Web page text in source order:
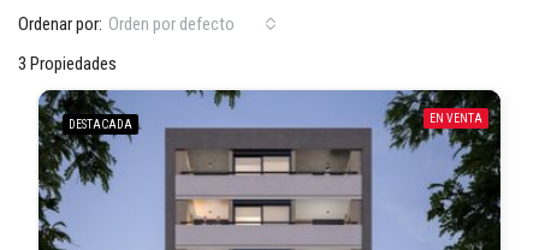
3 Propiedades
Ordenar por: Orden por defecto
DESTACADA EN VENTA